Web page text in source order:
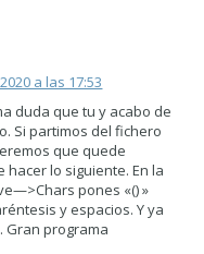
a las 17:53
duda que tu y acabo de
Si partimos del fichero
que quede
hacer lo siguiente. En la
pones «() »
y espacios. Y ya
Gran programa